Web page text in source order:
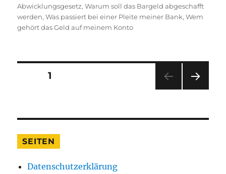
Abwicklungsgesetz,Warum soll das Bargeld abgeschafft
werden,Was passiert bei einer Pleite meiner Bank,Wem
gehört das Geld auf meinem Konto
Seitennummerierung
Beiträge
SEITE1
E
SEITEN
Datenschutzerklärung